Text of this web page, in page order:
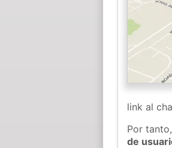
link al
Por
de